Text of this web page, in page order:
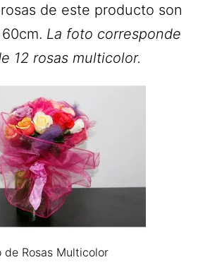
de este producto son
La foto corresponde
12 rosas multicolor.
de Rosas Multicolor